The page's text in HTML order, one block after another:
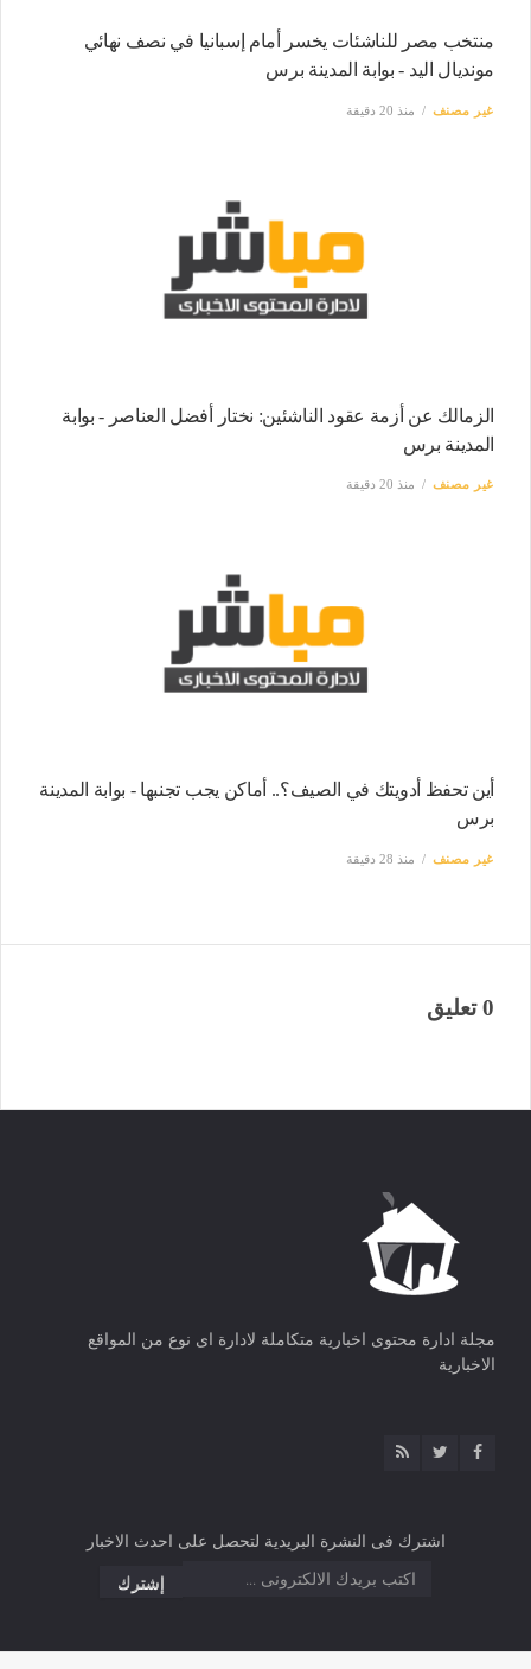
منتخب مصر للناشئات يخسر أمام إسبانيا في نصف نهائي
مونديال اليد - بوابة المدينة برس
غير مصنف منذ 20 دقيقة
الزمالك عن أزمة عقود الناشئين: نختار أفضل العناصر - بوابة
المدينة برس
غير مصنف منذ 20 دقيقة
أين تحفظ أدويتك في الصيف؟.. أماكن يجب تجنبها - بوابة المدينة
برس
غير مصنف منذ 28 دقيقة
0 تعليق
مجلة ادارة محتوى اخبارية متكاملة لادارة اى نوع من المواقع
الاخبارية
اشترك فى النشرة البريدية لتحصل على احدث الاخبار